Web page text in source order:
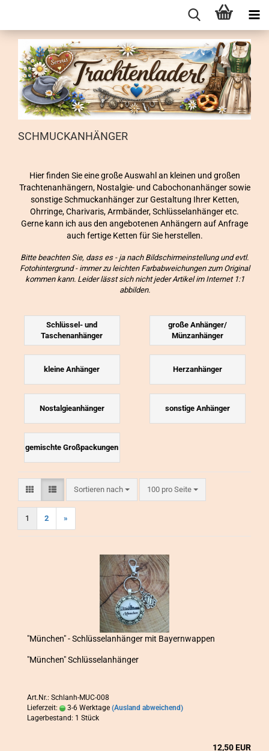
SCHMUCKANHÄNGER
Hier finden Sie eine große Auswahl an kleinen und großen
Trachtenanhängern, Nostalgie- und Cabochonanhänger sowie
sonstige Schmuckanhänger zur Gestaltung Ihrer Ketten,
Ohrringe, Charivaris, Armbänder, Schlüsselanhänger etc.
Gerne kann ich aus den angebotenen Anhängern auf Anfrage
auch fertige Ketten für Sie herstellen.
Bitte beachten Sie, dass es - ja nach Bildschirmeinstellung und evtl.
Fotohintergrund - immer zu leichten Farbabweichungen zum Original
kommen kann. Leider lässt sich nicht jeder Artikel im Internet 1:1
abbilden.
Schlüssel- und
Taschenanhänger
große Anhänger/
Münzanhänger
kleine Anhänger Herzanhänger
Nostalgieanhänger sonstige Anhänger
gemischte Großpackungen
Sortieren nach
Sortieren nach 100 pro Seite
pro Seite
1 2 »
"Mün­chen" - Schlüs­sel­an­hän­ger mit Bay­ern­wap­pen
"Mün­chen" Schlüs­sel­an­hän­ger
Art.Nr.: Schlanh-MUC-008
Lieferzeit:
3-6 Werktage (Ausland abweichend)
Lagerbestand: 1 Stück
12,50 EUR